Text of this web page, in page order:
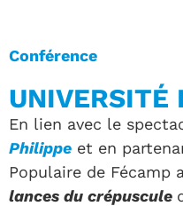
Conférence
UNIVERSITÉ
En lien avec le
Philippe et en
Populaire de Fécamp
lances du crépuscule